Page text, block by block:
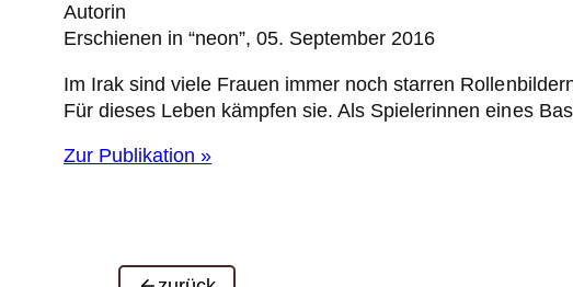
Autorin
Erschienen in “neon”, 05. September 2016
Im Irak sind viele Frauen immer noch starren
Für dieses Leben kämpfen sie. Als Spielerinnen eines
Zur Publikation »